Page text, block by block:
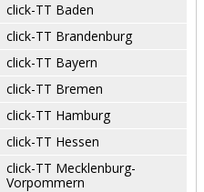
click-TT Baden
click-TT Brandenburg
click-TT Bayern
click-TT Bremen
click-TT Hamburg
click-TT Hessen
click-TT Mecklenburg-
Vorpommern